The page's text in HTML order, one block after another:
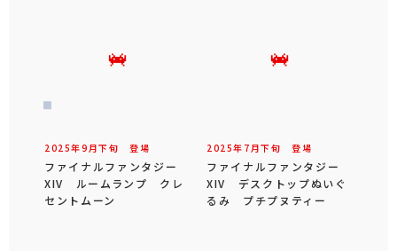
2025年9 月下旬 登場
ファイナルファンタジー
XIV ルームランプ クレ
セントムーン
2025年 7 月下旬 登場
ファイナルファンタジー
XIV デスクトップぬいぐ
るみ プチプヌティー